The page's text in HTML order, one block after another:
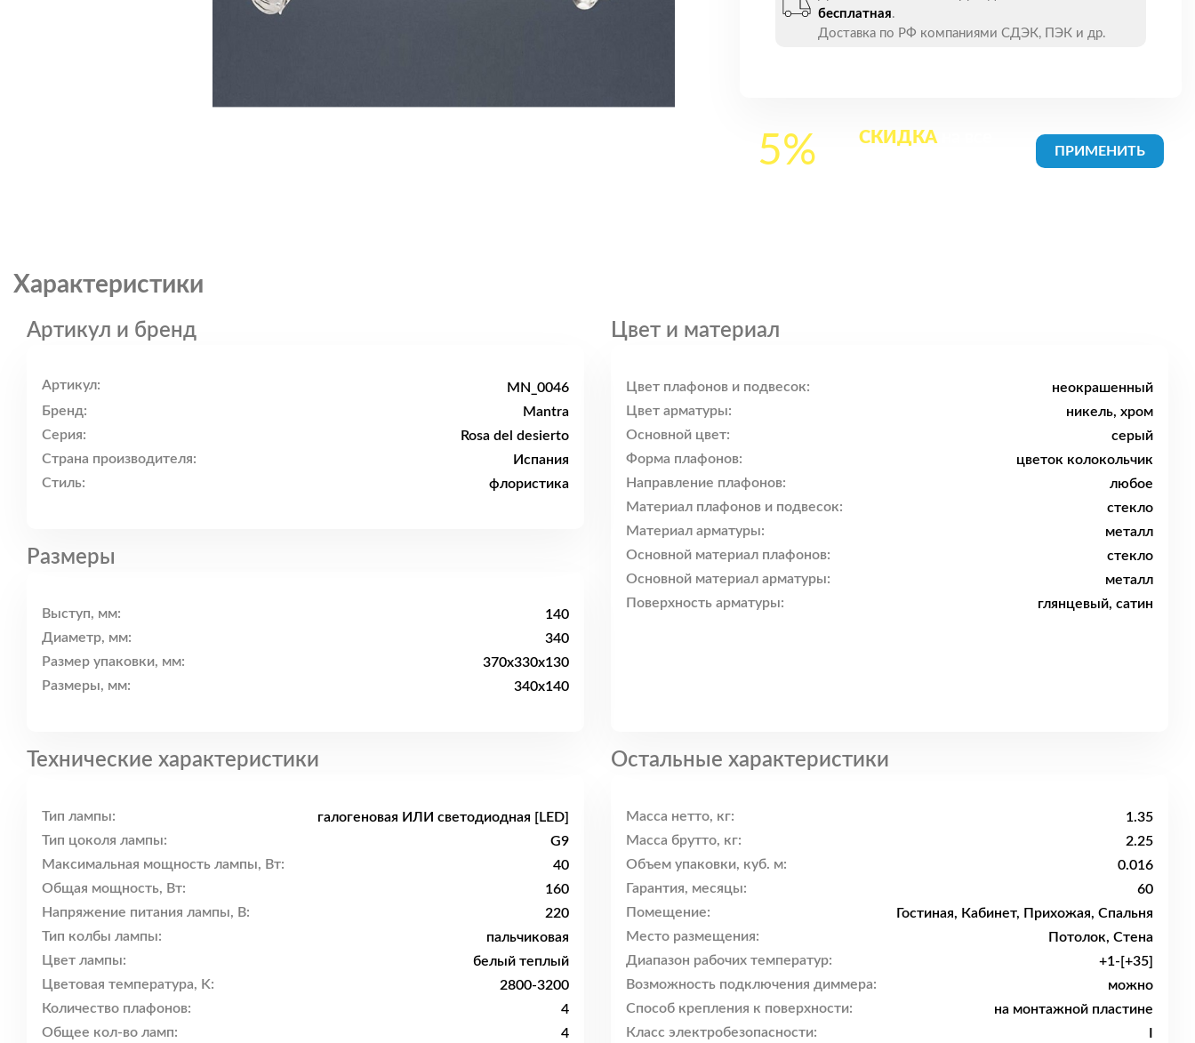
бесплатная.
Доставка по РФ компаниями СДЭК, ПЭК и др.
5% СКИДКА
Характеристики
Артикул и бренд
Артикул:
MN_0046
Бренд:
Mantra
Серия:
Rosa del desierto
Страна производителя:
Испания
Стиль:
флористика
Размеры
Выступ, мм:
140
Диаметр, мм:
340
Размер упаковки, мм:
370x330x130
Размеры, мм:
340x140
Цвет и материал
Цвет плафонов и подвесок:
неокрашенный
Цвет арматуры:
никель, хром
Основной цвет:
серый
Форма плафонов:
цветок колокольчик
Направление плафонов:
любое
Материал плафонов и подвесок:
стекло
Материал арматуры:
металл
Основной материал плафонов:
стекло
Основной материал арматуры:
металл
Поверхность арматуры:
глянцевый, сатин
Технические характеристики
Тип лампы:
галогеновая ИЛИ светодиодная [LED]
Тип цоколя лампы:
G9
Максимальная мощность лампы, Вт:
40
Общая мощность, Вт:
160
Напряжение питания лампы, В:
220
Тип колбы лампы:
пальчиковая
Цвет лампы:
белый теплый
Цветовая температура, K:
2800-3200
Количество плафонов:
4
Общее кол-во ламп:
4
Остальные характеристики
Масса нетто, кг:
1.35
Масса брутто, кг:
2.25
Объем упаковки, куб. м:
0.016
Гарантия, месяцы:
60
Помещение:
Гостиная, Кабинет, Прихожая, Спальня
Место размещения:
Потолок, Стена
Диапазон рабочих температур:
+1-[+35]
Возможность подключения диммера:
можно
Способ крепления к поверхности:
на монтажной пластине
Класс электробезопасности:
I